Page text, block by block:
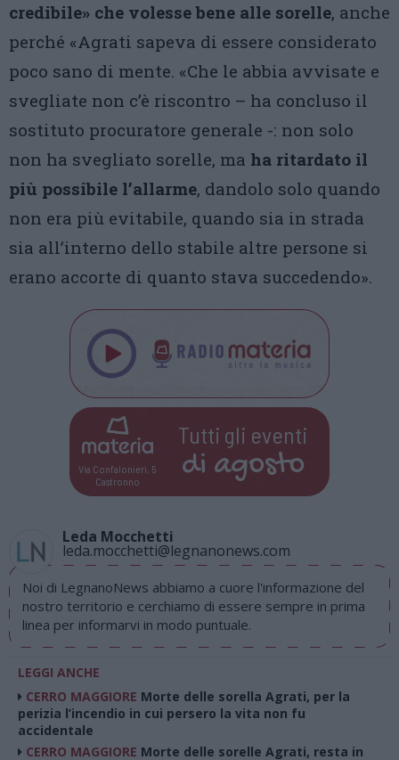
credibile» che volesse bene alle sorelle, anche
perché «Agrati sapeva di essere considerato
poco sano di mente. «Che le abbia avvisate e
svegliate non c’è riscontro – ha concluso il
sostituto procuratore generale -: non solo
non ha svegliato sorelle, ma ha ritardato il
più possibile l’allarme, dandolo solo quando
non era più evitabile, quando sia in strada
sia all’interno dello stabile altre persone si
erano accorte di quanto stava succedendo».
Via Confalonieri, 5
Castronno
Tutti gli eventi
di agosto
Leda Mocchetti
leda.mocchetti@legnanonews.com
Noi di LegnanoNews abbiamo a cuore l'informazione del
nostro territorio e cerchiamo di essere sempre in prima
linea per informarvi in modo puntuale.
LEGGI ANCHE
CERRO MAGGIORE Morte delle sorella Agrati, per la
perizia l’incendio in cui persero la vita non fu
accidentale
CERRO MAGGIORE Morte delle sorelle Agrati, resta in